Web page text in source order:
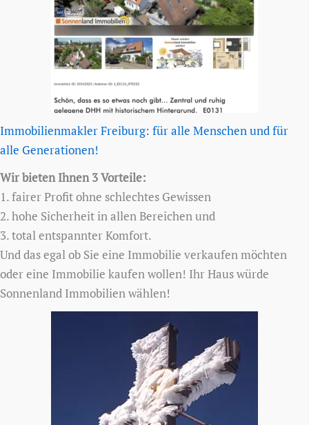
Immobilienmakler Freiburg: für alle Menschen und für
alle Generationen!
Wir bieten Ihnen 3 Vorteile:
1. fairer Profit ohne schlechtes Gewissen
2. hohe Sicherheit in allen Bereichen und
3. total entspannter Komfort.
Und das egal ob Sie eine Immobilie verkaufen möchten
oder eine Immobilie kaufen wollen! Ihr Haus würde
Sonnenland Immobilien wählen!